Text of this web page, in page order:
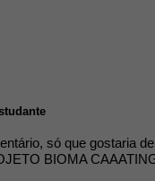
só que gostaria
BIOMA